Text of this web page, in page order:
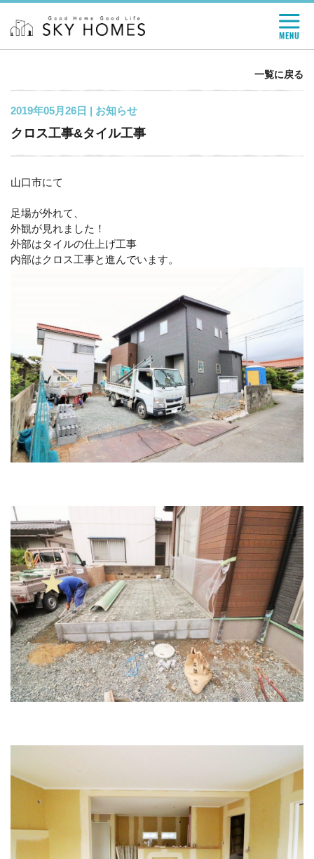
一覧に戻る
2019年05月26日 | お知らせ
クロス工事&タイル工事
山口市にて
足場が外れて、
外観が見れました！
外部はタイルの仕上げ工事
内部はクロス工事と進んでいます。